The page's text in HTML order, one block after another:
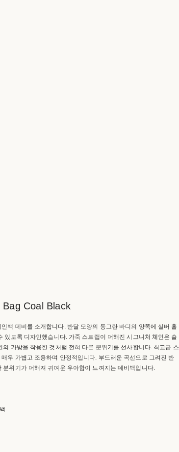
Coal Black
백 데비를 소개합니다. 반달 모양의 동그란 바디의 양쪽에 실버 홀
있도록 디자인했습니다. 가죽 스트랩이 더해진 시그니처 체인은 숄
가방을 착용한 것처럼 전혀 다른 분위기를 선사합니다. 최고급 스
우 가볍고 조용하며 안정적입니다. 부드러운 곡선으로 그려진 반
위기가 더해져 귀여운 우아함이 느껴지는 데비백입니다.